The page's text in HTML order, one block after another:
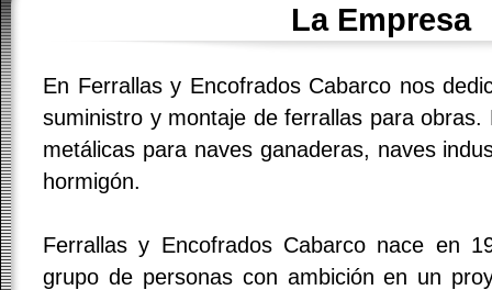
La Empresa
En Ferrallas y Encofrados Cabarco nos
suministro y montaje de ferrallas para obras.
metálicas para naves ganaderas, naves
hormigón.
Ferrallas y Encofrados Cabarco nace en
grupo de personas con ambición en un